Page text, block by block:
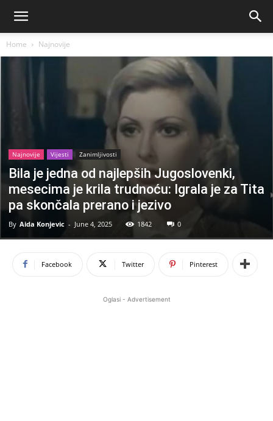
Home Najnovije
Najnovije Vijesti Zanimljivosti
Bila je jedna od najlepših Jugoslovenki,
mesecima je krila trudnoću: Igrala je za Tita
pa skončala prerano i jezivo
By Aida Konjevic - June 4, 2025 1842 0
Facebook Twitter Pinterest
Oglasi - Advertisement